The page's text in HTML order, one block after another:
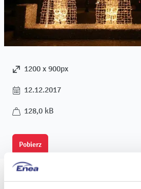
1200 x 900px
12.12.2017
128,0 kB
Pobierz